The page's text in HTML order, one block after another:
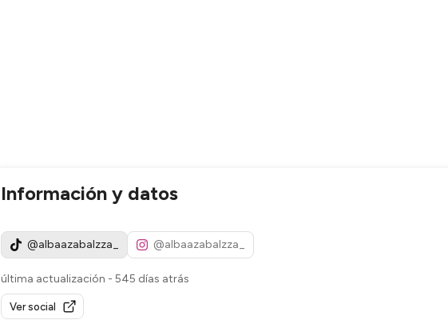
Información y datos
@albaazabalzza_ @albaazabalzza_
última actualización - 545 días atrás
Ver social